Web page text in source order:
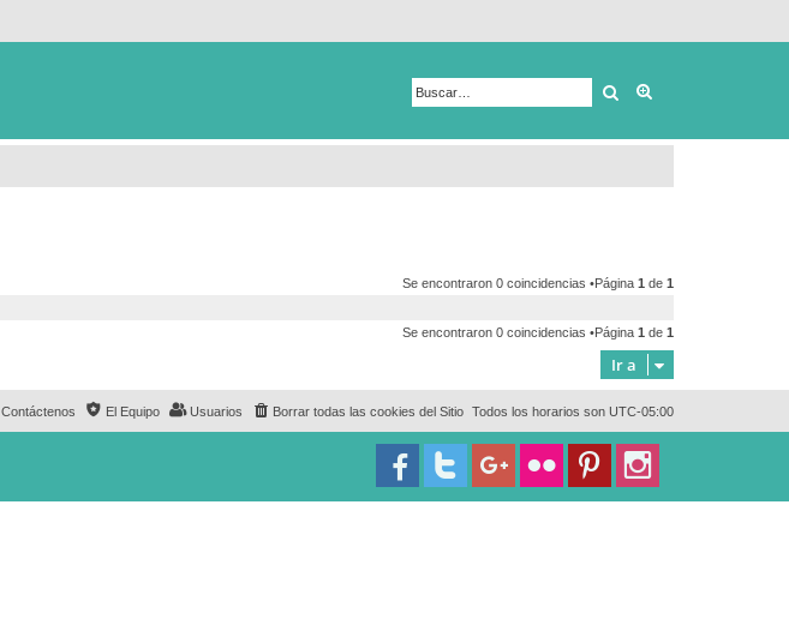
Buscar
Se encontraron 0 coincidencias •Página 1 de 1
Se encontraron 0 coincidencias •Página 1 de 1
Ir a
Todos los horarios son UTC-05:00
Borrar todas las cookies del Sitio
Usuarios
El Equipo
Contáctenos